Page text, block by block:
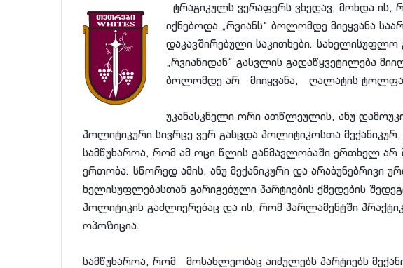
ტრაგიკულს ვერაფერს ვხედავ, მოხდა ის,
იქნებოდა „რვიანს“ ბოლომდე მიეყვანა
დაკავშირებული საკითხები.
„რვიანიდან“ გასვლის გადაწყვეტილება
ბოლომდე არ მიიყვანა, ღალატის
უკანასკნელი ორი ათწლეულის, ანუ
პოლიტიკური სივრცე ვერ გასცდა პოლიტიკოსთა მექანიკურ,
სამწუხაროა, რომ ამ ოცი წლის განმავლობაში ერთხელ არ
ერთობა. სწორედ ამის, ანუ მექანიკური და არაბუნებრივი
ხელისუფლებასთან გარიგებული პარტიების ქმედების
პოლიტიკის გაძლიერებაც და ის, რომ პარლამენტში
ოპოზიცია.
სამწუხაროა, რომ მოსახლეობაც აიძულებს პარტიებს